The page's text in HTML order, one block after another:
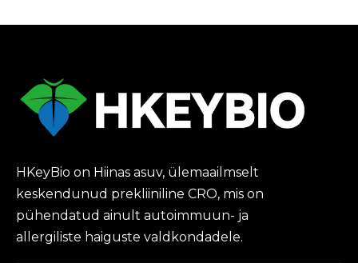
HKeyBio on Hiinas asuv, ülemaailmselt
keskendunud prekliiniline CRO, mis on
pühendatud ainult autoimmuun- ja
allergiliste haiguste valdkondadele.